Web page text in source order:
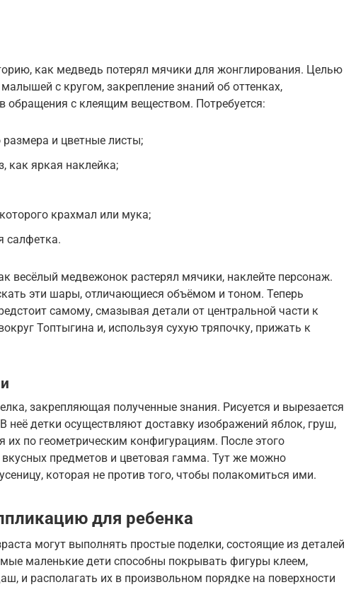
как медведь потерял мячики для жонглирования. Целью
с кругом, закрепление знаний об оттенках,
обращения с клеящим веществом. Потребуется:
размера и цветные листы;
как яркая наклейка;
крахмал или мука;
салфетка.
весёлый медвежонок растерял мячики, наклейте персонаж.
эти шары, отличающиеся объёмом и тоном. Теперь
самому, смазывая детали от центральной части к
Топтыгина и, используя сухую тряпочку, прижать к
закрепляющая полученные знания. Рисуется и вырезается
неё детки осуществляют доставку изображений яблок, груш,
их по геометрическим конфигурациям. После этого
предметов и цветовая гамма. Тут же можно
которая не против того, чтобы полакомиться ими.
для ребенка
могут выполнять простые поделки, состоящие из деталей
маленькие дети способны покрывать фигуры клеем,
и располагать их в произвольном порядке на поверхности